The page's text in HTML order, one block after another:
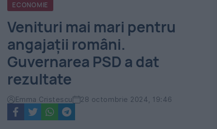
România
-
Evenimentul
Zilei
ECONOMIE
Venituri mai mari pentru
angajații români.
Guvernarea PSD a dat
rezultate
Emma Cristescu 28 octombrie 2024, 19:46